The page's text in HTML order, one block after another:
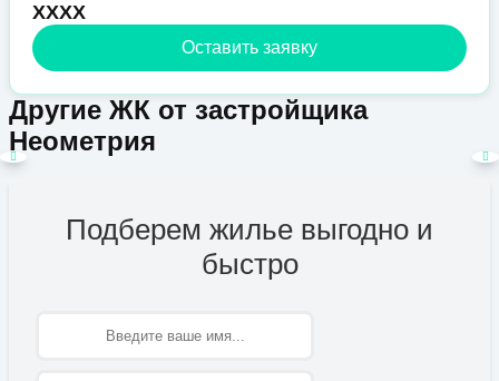
XXXX
Оставить заявку
Другие ЖК от застройщика
Неометрия
Подберем жилье выгодно и
быстро